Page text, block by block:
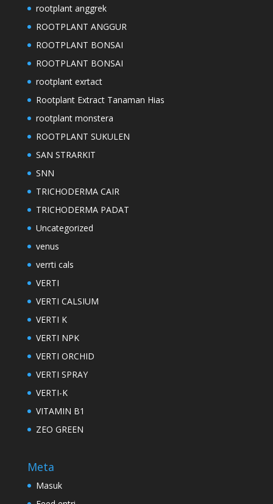
rootplant anggrek
ROOTPLANT ANGGUR
ROOTPLANT BONSAI
ROOTPLANT BONSAI
rootplant exrtact
Rootplant Extract Tanaman Hias
rootplant monstera
ROOTPLANT SUKULEN
SAN STRARKIT
SNN
TRICHODERMA CAIR
TRICHODERMA PADAT
Uncategorized
venus
verrti cals
VERTI
VERTI CALSIUM
VERTI K
VERTI NPK
VERTI ORCHID
VERTI SPRAY
VERTI-K
VITAMIN B1
ZEO GREEN
Meta
Masuk